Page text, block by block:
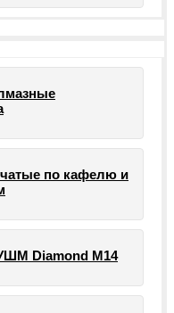
по кафелю и
Diamond М14